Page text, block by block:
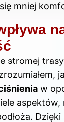
mniej
stromej
w
Dzięki